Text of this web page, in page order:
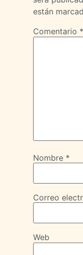
están
Comentario *
Nombre *
Correo
Web